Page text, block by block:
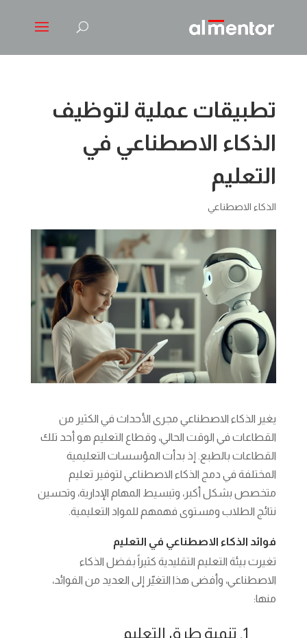
تطبيقات عملية لتوظيف
الذكاء الاصطناعي في
التعليم
الذكاء الاصطناعي
يغير الذكاء الاصطناعي مجرى الأحداث في الكثير من
القطاعات في الوقت الحالي، وقطاع التعليم هو أحد تلك
القطاعات بالطبع. إذ بدأت المؤسسات التعليمية
المختلفة في دمج الذكاء الاصطناعي لتوفير تعليم
متخصص بشكل أكبر، وتبسيط المهام الإدارية، وتحسين
نتائج الطلاب ومستوى فهمهم للمواد التعليمية.
فوائد الذكاء الاصطناعي في التعليم
تغيرت بيئة التعليم التقليدية كثيراً بفضل الذكاء
الاصطناعي، وأفضى هذا التغيّر إلى العديد من الفوائد،
منها:
1. تنمية طرق التعليم